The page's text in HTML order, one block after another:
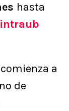
hasta
comienza a
de